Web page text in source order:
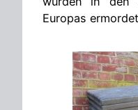
Europas